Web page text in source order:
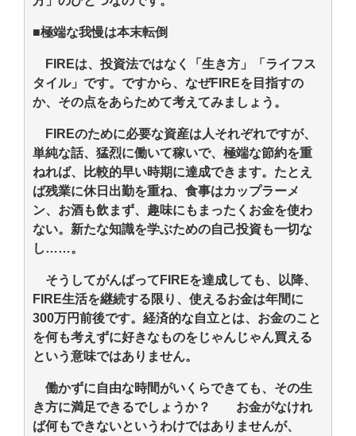
■極端な我慢は本末転倒
FIREは、投資法ではなく「生き方」「ライフス
タイル」です。ですから、なぜFIREを目指すの
か、その点をあらためて考えてみましょう。
FIREのために必要な資産は人それぞれですが、
単純な話、猛烈に働いて稼いで、極端な節約を重
ねれば、比較的早い時期に達成できます。たとえ
ば残業に休日出勤を重ね、食事はカップラーメ
ン、お酒も飲まず、趣味にもまったくお金を使わ
ない。新たな知識を学ぶための自己投資も一切な
し……。
そうしてがんばってFIREを達成しても、以降、
FIRE生活を継続する限り、使えるお金は年間に
300万円前後です。経済的な自立とは、お金のこと
を何も考えずに好きなものをじゃんじゃん買える
という意味ではありません。
働かずに自由な時間がいくらできても、その生
き方に満足できるでしょうか？ お金がなけれ
ば何もできないというわけではありませんが、